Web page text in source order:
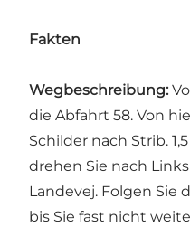
Fakten
Wegbeschreibung:
die Abfahrt 58. Von
Schilder nach Strib.
drehen Sie nach
Landevej. Folgen Sie
bis Sie fast nicht